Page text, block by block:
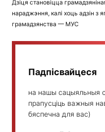
Дзіця становіцца
нараджэння, калі хоць адзін з
грамадзянства — МУС
Падпісвайцеся
на нашы сацыяльныя
прапусціць важныя
бяспечна для вас)